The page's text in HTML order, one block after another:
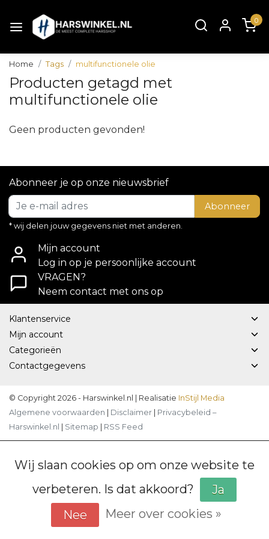
0
Home Tags multifunctionele olie
Producten getagd met
multifunctionele olie
Geen producten gevonden!
Abonneer je op onze nieuwsbrief
Abonneer
* wij delen jouw gegevens niet met anderen.
Mijn account
Log in op je persoonlijke account
VRAGEN?
Neem contact met ons op
Klantenservice
Mijn account
Categorieën
Contactgegevens
© Copyright 2026 - Harswinkel.nl | Realisatie InStijl Media
Algemene voorwaarden
Disclaimer
Privacybeleid –
Harswinkel.nl
Sitemap RSS Feed
Wij slaan cookies op om onze website te
verbeteren. Is dat akkoord?
Ja
Nee
Meer over cookies »